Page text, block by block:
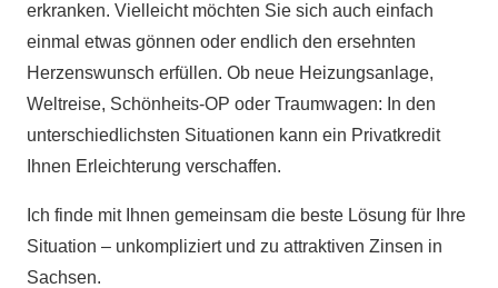
erkranken. Vielleicht möchten Sie sich auch einfach
einmal etwas gönnen oder endlich den ersehnten
Herzenswunsch erfüllen. Ob neue Heizungsanlage,
Weltreise, Schönheits-OP oder Traumwagen: In den
unterschiedlichsten Situationen kann ein Privatkredit
Ihnen Erleichterung verschaffen.
Ich finde mit Ihnen gemeinsam die beste Lösung für Ihre
Situation – unkompliziert und zu attraktiven Zinsen in
Sachsen.